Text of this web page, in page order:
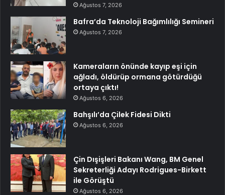
Ağustos 7, 2026
Bafra’da Teknoloji Bağımlılığı Semineri
Ağustos 7, 2026
Kameraların önünde kayıp eşi için
ağladı, öldürüp ormana götürdüğü
ortaya çıktı!
Ağustos 6, 2026
Bahşılı’da Çilek Fidesi Dikti
Ağustos 6, 2026
Çin Dışişleri Bakanı Wang, BM Genel
Sekreterliği Adayı Rodrigues-Birkett
ile Görüştü
Ağustos 6, 2026